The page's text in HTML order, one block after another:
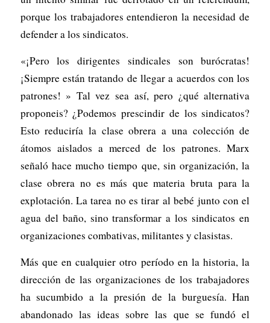
porque los trabajadores entendieron la necesidad de
defender a los sindicatos.
«¡Pero los dirigentes sindicales son burócratas!
¡Siempre están tratando de llegar a acuerdos con los
patrones! » Tal vez sea así, pero ¿qué alternativa
proponeis? ¿Podemos prescindir de los sindicatos?
Esto reduciría la clase obrera a una colección de
átomos aislados a merced de los patrones. Marx
señaló hace mucho tiempo que, sin organización, la
clase obrera no es más que materia bruta para la
explotación. La tarea no es tirar al bebé junto con el
agua del baño, sino transformar a los sindicatos en
organizaciones combativas, militantes y clasistas.
Más que en cualquier otro período en la historia, la
dirección de las organizaciones de los trabajadores
ha sucumbido a la presión de la burguesía. Han
abandonado las ideas sobre las que se fundó el